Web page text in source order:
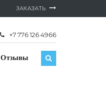
ЗАКАЗАТЬ
+7 776 126 4966
Отзывы